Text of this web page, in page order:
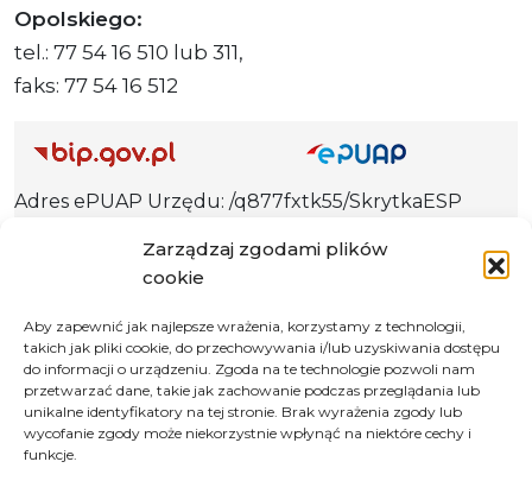
Zarządzaj zgodami plików
cookie
Aby zapewnić jak najlepsze wrażenia, korzystamy z technologii,
takich jak pliki cookie, do przechowywania i/lub uzyskiwania dostępu
do informacji o urządzeniu. Zgoda na te technologie pozwoli nam
przetwarzać dane, takie jak zachowanie podczas przeglądania lub
unikalne identyfikatory na tej stronie. Brak wyrażenia zgody lub
wycofanie zgody może niekorzystnie wpłynąć na niektóre cechy i
funkcje.
Opolskiego:
tel.: 77 54 16 510 lub 311,
faks: 77 54 16 512
Adres ePUAP Urzędu: /q877fxtk55/SkrytkaESP
Urzędu: AE:PL-66703-73759-IGTUV-14
Polityka prywatności
Klauzula informacyjna RODO
Deklaracja dostępności